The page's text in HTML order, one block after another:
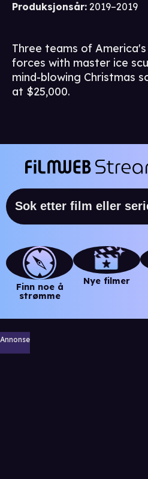
Produksjonsår: 2019–2019
Three teams of
forces with master ice
mind-blowing Christmas
at $25,000.
Finn noe å
strømme
Nye filmer
Annonse